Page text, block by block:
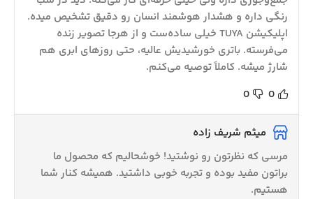
رنگی داره و هشدار هوشمند انسان رو دقیق تشخیص میده.
اپلیکیشن TUYA خیلی ساده‌ست و از هرجا تصویر زنده
می‌فرسته. باتری خورشیدیش عالیه، حتی روزهای ابری هم
شارژ میشه. کاملاً توصیه می‌کنم.
0
0
میثم شریف زاده
مرسی که نظرتون رو نوشتید! خوشحالیم که محصول ما
براتون مفید بوده و تجربه خوبی داشتید. همیشه کنار شما
هستیم.